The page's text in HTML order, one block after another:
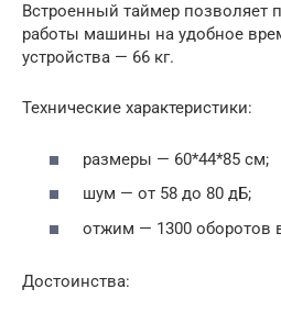
Встроенный таймер позволяет
работы машины на удобное
устройства — 66 кг.
Технические характеристики:
размеры — 60*44*85 см;
шум — от 58 до 80 дБ;
отжим — 1300 оборотов
Достоинства: